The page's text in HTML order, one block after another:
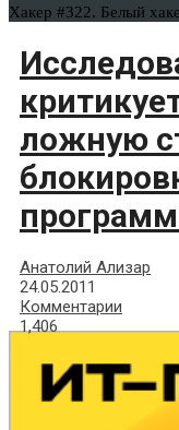
Хакер #322. Белый
ложную
программ
Анатолий Ализар
24.05.2011
Комментарии
1,406